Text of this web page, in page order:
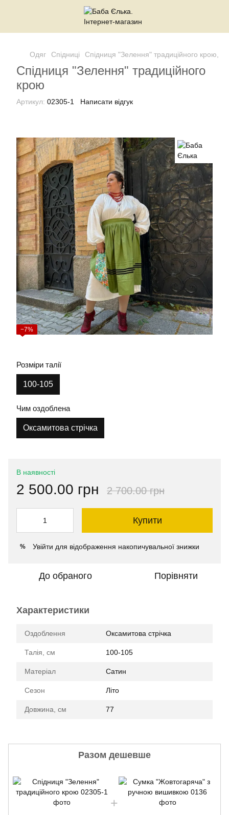
Одяг Спідниці Спідниця "Зелення" традиційного крою,
Спідниця "Зелення" традиційного
крою
Артикул: 02305-1 Написати відгук
−7%
Розміри талії
100-105
Чим оздоблена
Оксамитова стрічка
В наявності
2 500.00 грн 2 700.00 грн
Купити
% Увійти для відображення накопичувальної знижки
До обраного Порівняти
Характеристики
Оздоблення Оксамитова стрічка
Талія, см 100-105
Матеріал Сатин
Сезон Літо
Довжина, см 77
Разом дешевше